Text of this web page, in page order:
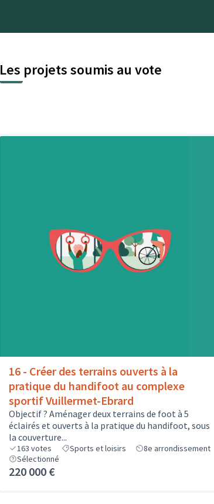
Les projets soumis au vote
16 - Créer des terrains ouverts à la
pratique du handifoot au complexe
sportif Vuillermet-Ebrard
Objectif ? Aménager deux terrains de foot à 5
éclairés et ouverts à la pratique du handifoot, sous
la couverture...
163 votes Sports et loisirs
8e arrondissement
Sélectionné
220 000 €